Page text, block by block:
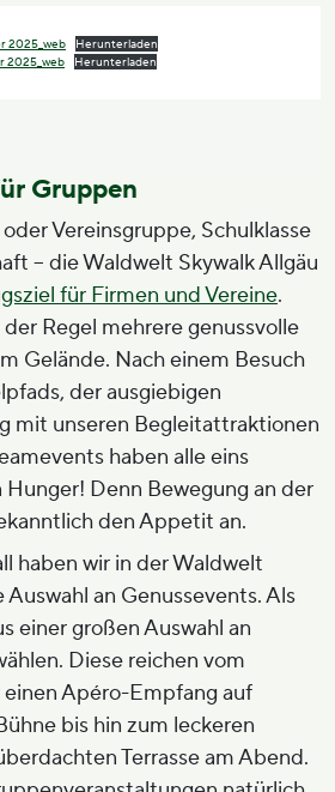
2025_web
Herunterladen
2025_web
Herunterladen
Gruppen
Vereinsgruppe, Schulklasse
– die Waldwelt Skywalk Allgäu
für Firmen und Vereine.
Regel mehrere genussvolle
Gelände. Nach einem Besuch
der ausgiebigen
mit unseren Begleitattraktionen
haben alle eins
Denn Bewegung an der
den Appetit an.
haben wir in der Waldwelt
an Genussevents. Als
einer großen Auswahl an
Diese reichen vom
Apéro-Empfang auf
bis hin zum leckeren
Terrasse am Abend.